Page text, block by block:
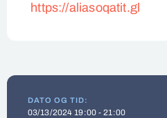
https://aliasoqatit.gl
DATO OG TID:
03/13/2024 19:00 - 21:00